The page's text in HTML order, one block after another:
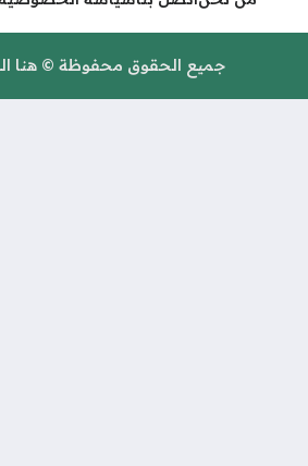
محفوظة © هنا السعودية 2026